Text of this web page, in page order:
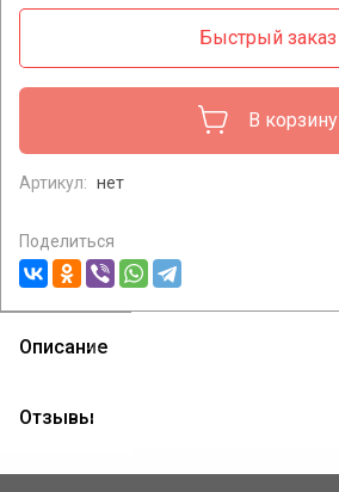
В корзину
Быстрый заказ
Артикул: нет
Поделиться
Описание
Отзывы